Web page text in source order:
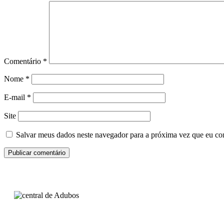
Comentário *
Nome *
E-mail *
Site
Salvar meus dados neste navegador para a próxima vez que eu